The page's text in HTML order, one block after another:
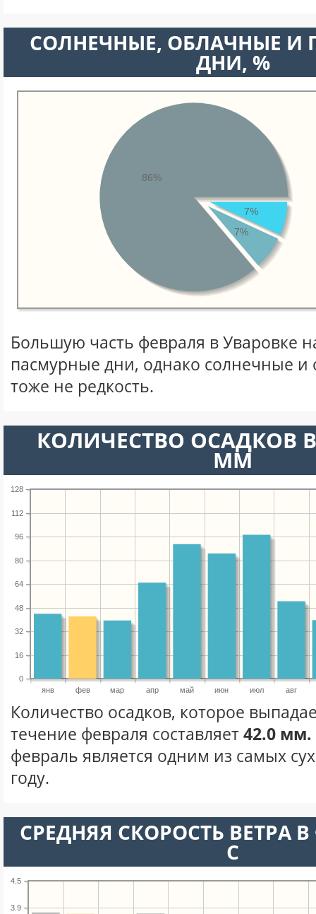
CОЛНЕЧНЫЕ, ОБЛАЧНЫЕ И
ДНИ, %
7%
7%
86%
Большую часть февраля в Уваровке
пасмурные дни, однако солнечные
тоже не редкость.
КОЛИЧЕСТВО ОСАДКОВ
ММ
янв фев мар апр май июн июл авг
0
16
32
48
64
80
96
112
128
Количество осадков, которое
течение февраля составляет42.0 мм.
февраль является одним из самых
году.
СРЕДНЯЯ СКОРОСТЬ ВЕТРА
С
3.9
4.5